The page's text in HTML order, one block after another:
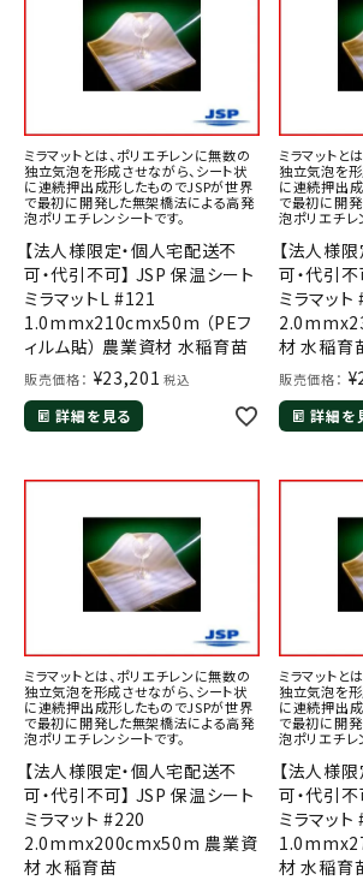
ミラマットとは、ポリエチレンに無数の
独立気泡を形成させながら、シート状
に連続押出成形したものでJSPが世界
で最初に開発した無架橋法による高発
泡ポリエチレンシートです。
【法人様限定・個人宅配送不
可・代引不可】 JSP 保温シート
ミラマットL #121
1.0mmx210cmx50m （PEフ
ィルム貼） 農業資材 水稲育苗
販売価格： ¥23,201 税込
詳細を見る
ミラマットと
独立気泡を形
に連続押出
で最初に開
泡ポリエチレ
【法人様
可・代引
ミラマッ
材 水稲育
販売価格： ¥
詳細を
ミラマットとは、ポリエチレンに無数の
独立気泡を形成させながら、シート状
に連続押出成形したものでJSPが世界
で最初に開発した無架橋法による高発
泡ポリエチレンシートです。
【法人様限定・個人宅配送不
可・代引不可】 JSP 保温シート
ミラマット #220
2.0mmx200cmx50m 農業資
材 水稲育苗
ミラマットと
独立気泡を形
に連続押出
で最初に開
泡ポリエチレ
【法人様
可・代引
ミラマッ
材 水稲育